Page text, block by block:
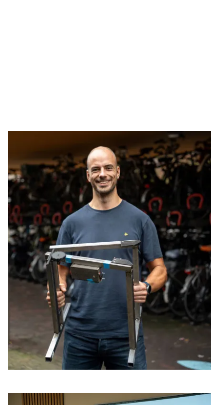
Et qui travaille sur ce projet ?
Paul – Fondateur
Paul dirige le développement techniqueet la
stratégie commercialede la start-up. Animé par
l'innovation, il travaille aux côtés de l'équipe pour
développer des solutions plus intelligentes et
accessibles en matière de sécurité et de recharge
des vélos électriques.